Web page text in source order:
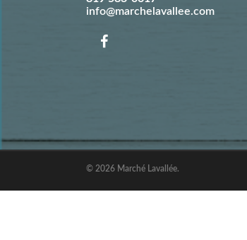
info@marchelavallee.com
© 2026 Marché Lavallée.